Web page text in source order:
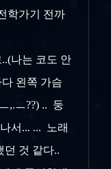
학가기 전까
나는 코도 안
왼쪽 가슴
,.ㅡ??) .. 둥
서... ... 노래
던 것 같다..